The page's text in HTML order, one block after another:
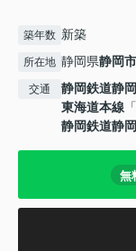
築年数 新築
所在地 静岡県静岡
交通 静岡鉄道静
東海道本線 「
静岡鉄道静
無